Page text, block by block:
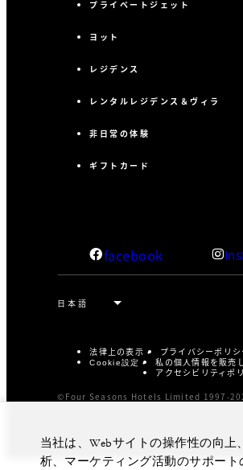
プライベートジェット
ヨット
レジデンス
レンタルレジデンス＆ヴィラ
非日常の体験
ギフトカード
facebook
法律上の表示 プライバシーポリシ
Cookie設定
私の個人情報を販売
アクセシビリティポ
©Four Seasons Hotels Limited 1997-
当社は、Webサイトの操作性の向上
析、マーケティング活動のサポート